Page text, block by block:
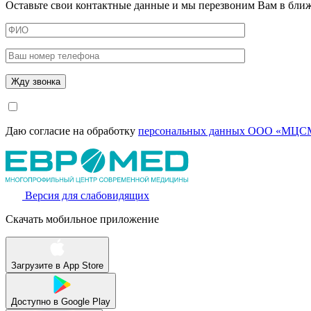
Оставьте свои контактные данные и мы перезвоним Вам в
Даю согласие на обработку персональных данных ООО
Версия для слабовидящих
Скачать мобильное приложение
Загрузите в App Store
Доступно в Google Play